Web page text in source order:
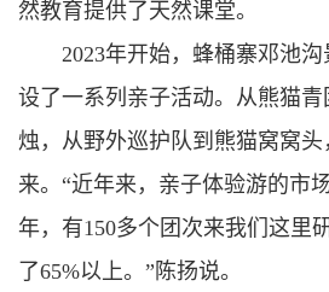
然教育提供了天然课堂。
2023年开始，蜂桶寨邓池
设了一系列亲子活动。从熊猫
烛，从野外巡护队到熊猫窝窝
来。“近年来，亲子体验游的市
年，有150多个团次来我们这里
了65%以上。”陈扬说。